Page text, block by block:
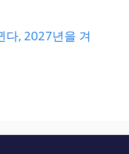
다, 2027년을 겨